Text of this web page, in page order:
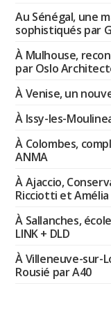
Au Sénégal, une
sophistiqués par
À Mulhouse,
par Oslo
À Venise, un
À Issy-les-
À Colombes,
ANMA
À Ajaccio,
Ricciotti et Amélia
À Sallanches,
LINK + DLD
À Villeneuve-sur-
Rousié par A40